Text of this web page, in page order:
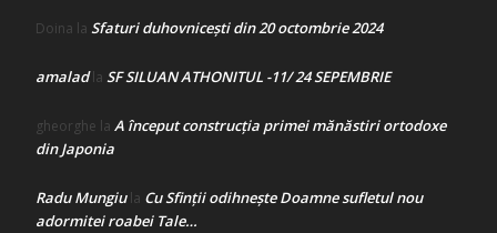
Doina la Sfaturi duhovnicești din 20 octombrie 2024
amaladla SF SILUAN ATHONITUL -11/ 24 SEPEMBRIE
gheorghe la A început construcţia primei mănăstiri ortodoxe
din Japonia
Radu Mungiula Cu Sfinții odihnește Doamne sufletul nou
adormitei roabei Tale…